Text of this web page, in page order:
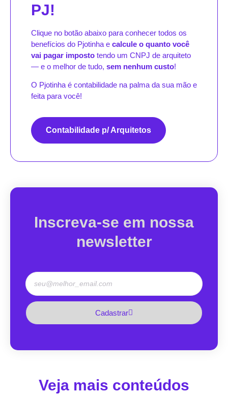
PJ!
Clique no botão abaixo para conhecer todos os
benefícios do Pjotinha e calcule o quanto você
vai pagar imposto tendo um CNPJ de arquiteto
— e o melhor de tudo, sem nenhum custo!
O Pjotinha é contabilidade na palma da sua mão e
feita para você!
Contabilidade p/ Arquitetos
Inscreva-se em nossa
newsletter
Cadastrar
Veja mais conteúdos